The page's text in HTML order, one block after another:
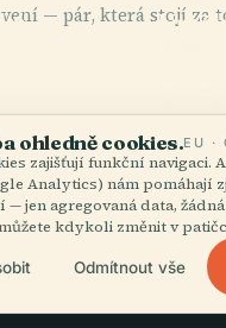
— pár, která stojí za
32 míst v
ohledně cookies.EU ·
zajišťují funkční navigaci.
Analytics) nám pomáhají
jen agregovaná data,
kdykoli změnit v
Odmítnout vše